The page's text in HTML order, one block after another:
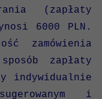
(zapłaty
6000 PLN.
zamówienia
zapłaty
indywidualnie
i